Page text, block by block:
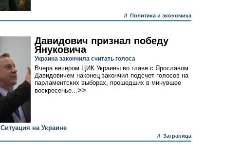
// Политика и экономика
Давидович признал победу
Януковича
Украина закончила считать голоса
Вчера вечером ЦИК Украины во главе с Ярославом
Давидовичем наконец закончил подсчет голосов на
парламентских выборах, прошедших в минувшее
воскресенье...>>
Ситуация на Украине
// Заграница